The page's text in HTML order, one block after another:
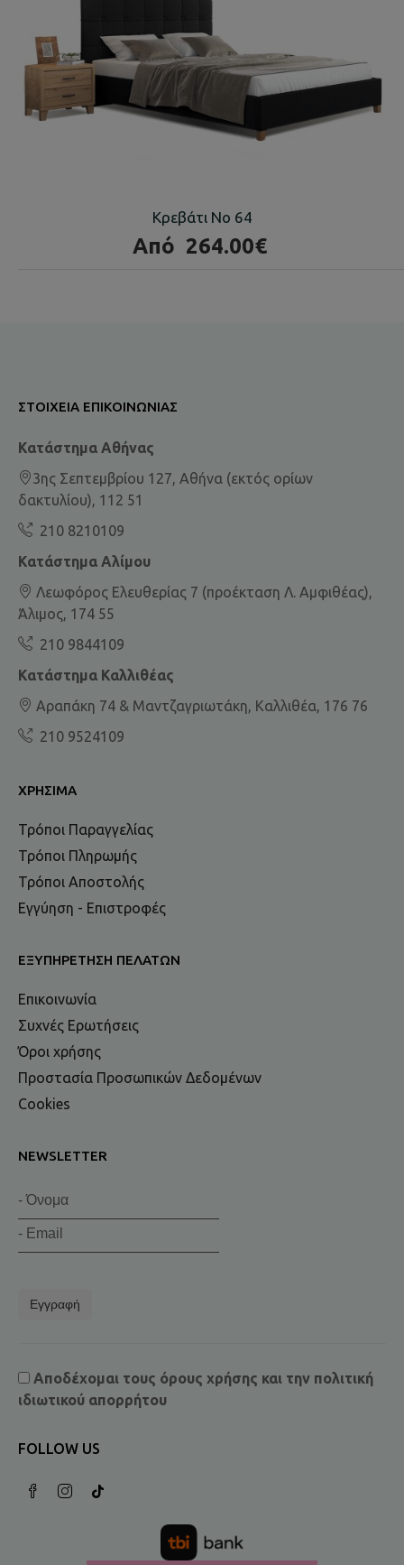
Κρεβάτι Νο 64
Από 264.00€
ΣΤΟΙΧΕΊΑ ΕΠΙΚΟΙΝΩΝΊΑΣ
Κατάστημα Αθήνας
3ης Σεπτεμβρίου 127, Αθήνα (εκτός ορίων
δακτυλίου), 112 51
210 8210109
Κατάστημα Αλίμου
Λεωφόρος Ελευθερίας 7 (προέκταση Λ. Αμφιθέας),
Άλιμος, 174 55
210 9844109
Κατάστημα Καλλιθέας
Αραπάκη 74 & Μαντζαγριωτάκη, Καλλιθέα, 176 76
210 9524109
ΧΡΉΣΙΜΑ
Τρόποι Παραγγελίας
Τρόποι Πληρωμής
Τρόποι Αποστολής
Εγγύηση - Επιστροφές
ΕΞΥΠΗΡΈΤΗΣΗ ΠΕΛΑΤΏΝ
Επικοινωνία
Συχνές Ερωτήσεις
Όροι χρήσης
Προστασία Προσωπικών Δεδομένων
Cookies
NEWSLETTER
Εγγραφή
Αποδέχομαι τους όρους χρήσης και την πολιτική
ιδιωτικού απορρήτου
FOLLOW US